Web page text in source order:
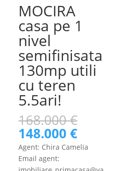
MOCIRA
casa pe 1
nivel
semifinisata
130mp utili
cu teren
5.5ari!
168.000€
a
fost:
148.000€Prețul
curent
este:
Agent: Chira Camelia
Email agent: